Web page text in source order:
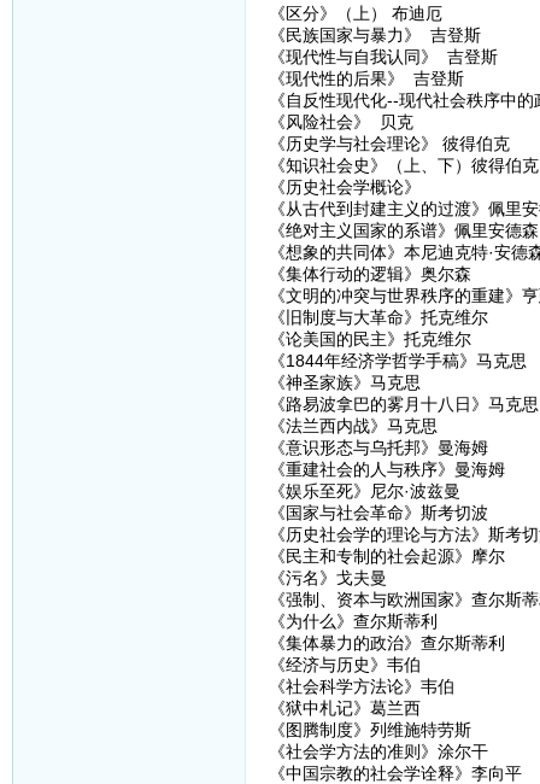
《区分》（上） 布迪厄
《民族国家与暴力》 吉登斯
《现代性与自我认同》 吉登斯
《现代性的后果》 吉登斯
《自反性现代化--现代社会秩序中
《风险社会》 贝克
《历史学与社会理论》 彼得伯克
《知识社会史》（上、下）彼得伯克
《历史社会学概论》
《从古代到封建主义的过渡》佩里
《绝对主义国家的系谱》佩里安德森
《想象的共同体》本尼迪克特·安德
《集体行动的逻辑》奥尔森
《文明的冲突与世界秩序的重建》
《旧制度与大革命》托克维尔
《论美国的民主》托克维尔
《1844年经济学哲学手稿》马克思
《神圣家族》马克思
《路易波拿巴的雾月十八日》马克思
《法兰西内战》马克思
《意识形态与乌托邦》曼海姆
《重建社会的人与秩序》曼海姆
《娱乐至死》尼尔·波兹曼
《国家与社会革命》斯考切波
《历史社会学的理论与方法》斯考
《民主和专制的社会起源》摩尔
《污名》戈夫曼
《强制、资本与欧洲国家》查尔斯
《为什么》查尔斯蒂利
《集体暴力的政治》查尔斯蒂利
《经济与历史》韦伯
《社会科学方法论》韦伯
《狱中札记》葛兰西
《图腾制度》列维施特劳斯
《社会学方法的准则》涂尔干
《中国宗教的社会学诠释》李向平